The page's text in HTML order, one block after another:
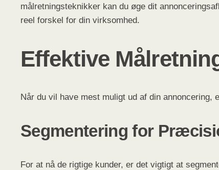
målretningsteknikker kan du øge dit
reel forskel for din virksomhed.
Effektive
Når du vil have mest muligt ud af din
Segmentering for
For at nå de rigtige kunder, er det vigtigt at